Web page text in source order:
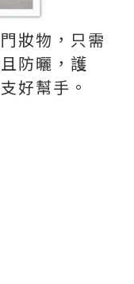
妝物，只需
防曬，護
好幫手。